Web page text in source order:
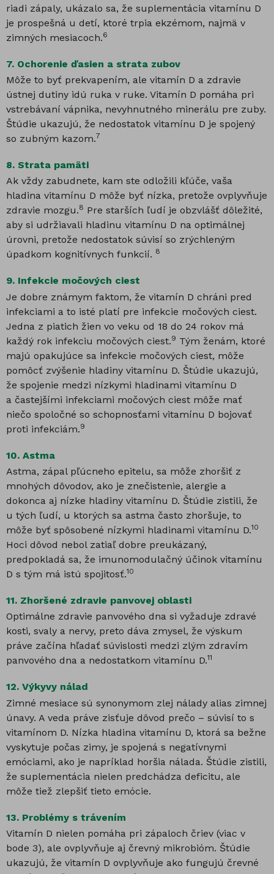
riadi zápaly, ukázalo sa, že suplementácia vitamínu D
je prospešná u detí, ktoré trpia ekzémom, najmä v
zimných mesiacoch.6
7. Ochorenie ďasien a strata zubov
Môže to byť prekvapením, ale vitamín D a zdravie
ústnej dutiny idú ruka v ruke. Vitamín D pomáha pri
vstrebávaní vápnika, nevyhnutného minerálu pre zuby.
Štúdie ukazujú, že nedostatok vitamínu D je spojený
so zubným kazom.7
8. Strata pamäti
Ak vždy zabudnete, kam ste odložili kľúče, vaša
hladina vitamínu D môže byť nízka, pretože ovplyvňuje
zdravie mozgu.8 Pre starších ľudí je obzvlášť dôležité,
aby si udržiavali hladinu vitamínu D na optimálnej
úrovni, pretože nedostatok súvisí so zrýchleným
úpadkom kognitívnych funkcií. 8
9. Infekcie močových ciest
Je dobre známym faktom, že vitamín D chráni pred
infekciami a to isté platí pre infekcie močových ciest.
Jedna z piatich žien vo veku od 18 do 24 rokov má
každý rok infekciu močových ciest.9 Tým ženám, ktoré
majú opakujúce sa infekcie močových ciest, môže
pomôcť zvýšenie hladiny vitamínu D. Štúdie ukazujú,
že spojenie medzi nízkymi hladinami vitamínu D
a častejšími infekciami močových ciest môže mať
niečo spoločné so schopnosťami vitamínu D bojovať
proti infekciám.9
10. Astma
Astma, zápal pľúcneho epitelu, sa môže zhoršiť z
mnohých dôvodov, ako je znečistenie, alergie a
dokonca aj nízke hladiny vitamínu D. Štúdie zistili, že
u tých ľudí, u ktorých sa astma často zhoršuje, to
môže byť spôsobené nízkymi hladinami vitamínu D.10
Hoci dôvod nebol zatiaľ dobre preukázaný,
predpokladá sa, že imunomodulačný účinok vitamínu
D s tým má istú spojitosť.10
11. Zhoršené zdravie panvovej oblasti
Optimálne zdravie panvového dna si vyžaduje zdravé
kosti, svaly a nervy, preto dáva zmysel, že výskum
práve začína hľadať súvislosti medzi zlým zdravím
panvového dna a nedostatkom vitamínu D.11
12. Výkyvy nálad
Zimné mesiace sú synonymom zlej nálady alias zimnej
únavy. A veda práve zisťuje dôvod prečo – súvisí to s
vitamínom D. Nízka hladina vitamínu D, ktorá sa bežne
vyskytuje počas zimy, je spojená s negatívnymi
emóciami, ako je napríklad horšia nálada. Štúdie zistili,
že suplementácia nielen predchádza deficitu, ale
môže tiež zlepšiť tieto emócie.
13. Problémy s trávením
Vitamín D nielen pomáha pri zápaloch čriev (viac v
bode 3), ale ovplyvňuje aj črevný mikrobióm. Štúdie
ukazujú, že vitamín D ovplyvňuje ako fungujú črevné